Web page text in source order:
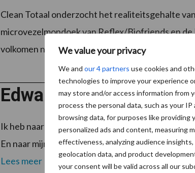
We value your privacy
We and our 4 partners use cookies and
technologies to improve your experience
may store and/or access information from
process the personal data, such as your IP
browsing data, for purposes like providing
personalized ads and content, measuring
effectiveness, analyzing audience
geolocation data, and product
your consent will be valid across all our
Clean Totaal onderzocht het realiteitsgehalte
microvezelmopdoek van Reflex/Biofriends en
volkomen neutrale ...Lees meer
Edward Essenberg:
Ik heb naar aanleiding van mijn eerste column
En naar mijn idee met beide een goed gesprek
Lees meer